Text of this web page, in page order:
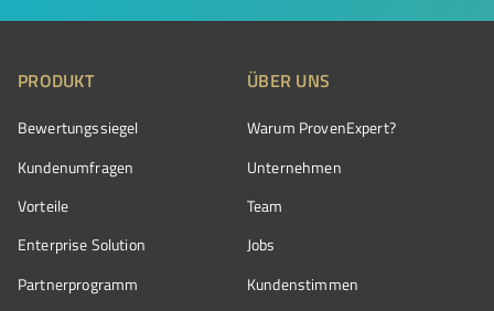
PRODUKT
Bewertungssiegel
Kundenumfragen
Vorteile
Enterprise Solution
Partnerprogramm
ÜBER UNS
Warum ProvenExpert?
Unternehmen
Team
Jobs
Kundenstimmen